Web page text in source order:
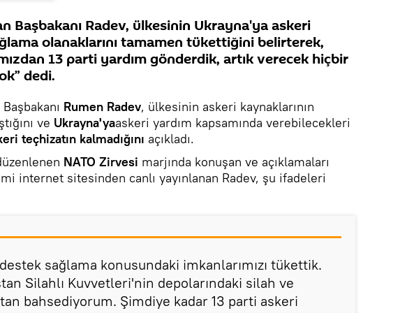
Başbakanı Radev, ülkesinin Ukrayna'ya askeri
olanaklarını tamamen tükettiğini belirterek,
13 parti yardım gönderdik, artık verecek hiçbir
dedi.
Rumen Radev, ülkesinin askeri kaynaklarının
ve Ukrayna'yaaskeri yardım kapsamında verebilecekleri
teçhizatın kalmadığını açıkladı.
NATO Zirvesi marjında konuşan ve açıklamaları
internet sitesinden canlı yayınlanan Radev, şu ifadeleri
sağlama konusundaki imkanlarımızı tükettik.
Silahlı Kuvvetleri'nin depolarındaki silah ve
bahsediyorum. Şimdiye kadar 13 parti askeri